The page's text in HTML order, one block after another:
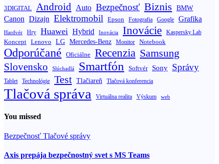
3DIGITAL Android Auto Bezpečnosť Biznis BMW
Canon Dizajn Elektromobil Epson Fotografia Google Grafika
Hardvér Hry Huawei Hybrid Inovácia Inovácie Kaspersky Lab
Koncept Lenovo LG Mercedes-Benz Monitor Notebook
Odporúčané Oficiálne Recenzia Samsung
Slovensko Slúchadlá Smartfón Softvér Sony Správy
Tablet Technológie Test Tlačiareň Tlačová konferencia
Tlačová správa Virtuálna realita Výskum web
You missed
Bezpečnosť Tlačové správy
Axis prepája bezpečnostný svet s MS Teams